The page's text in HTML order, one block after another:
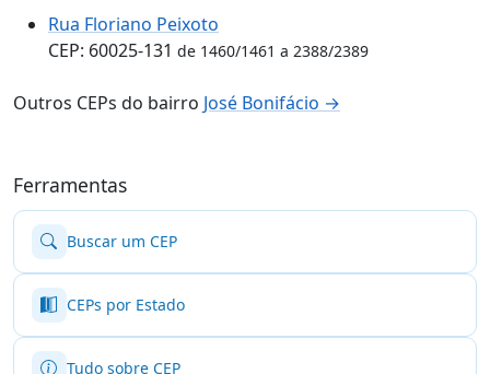
Rua Floriano Peixoto
CEP: 60025-131 de 1460/1461 a 2388/2389
Outros CEPs do bairro José Bonifácio →
Ferramentas
Buscar um CEP
CEPs por Estado
Tudo sobre CEP